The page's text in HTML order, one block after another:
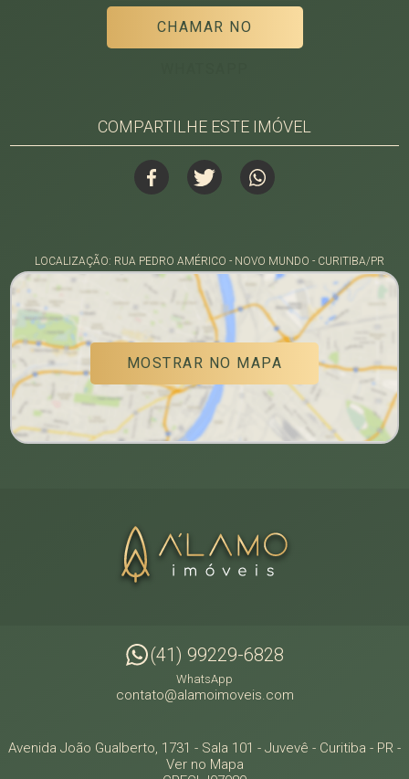
CHAMAR NO
COMPARTILHE ESTE IMÓVEL
LOCALIZAÇÃO: RUA PEDRO AMÉRICO - NOVO MUNDO - CURITIBA/PR
MOSTRAR NO MAPA
(41) 99229-6828
WhatsApp
contato@alamoimoveis.com
Avenida João Gualberto, 1731 - Sala 101 - Juvevê - Curitiba - PR -
Ver no Mapa